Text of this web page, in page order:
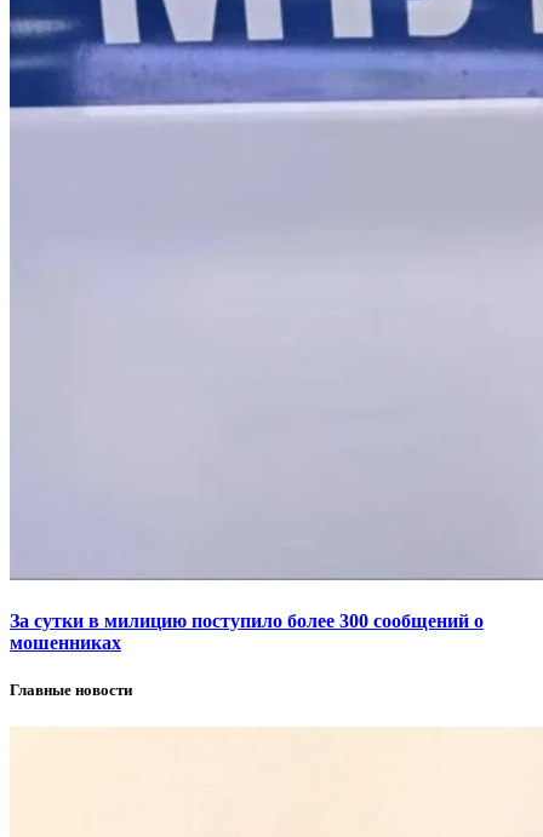
За сутки в милицию поступило более 300 сообщений о
мошенниках
Главные новости